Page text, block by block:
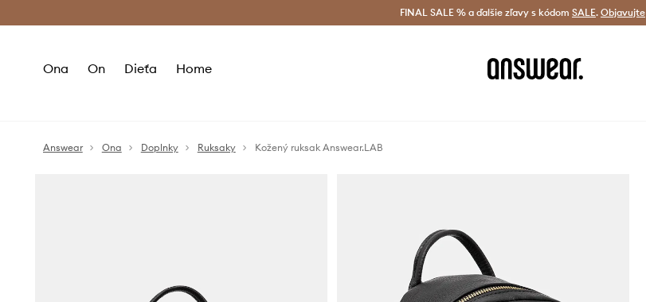
Bezplatná doprava od 60 € > Doručenie aj do 24 h >
FINAL SALE % a ďalšie zľavy s kódom SALE. Objavujte
Ona On Dieťa Home
Answear Ona Doplnky Ruksaky Kožený ruksak Answear.LAB